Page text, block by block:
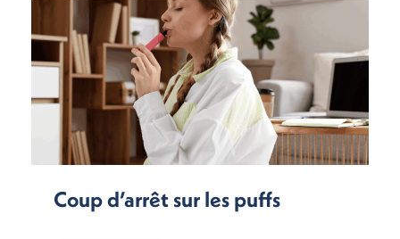
Coup d’arrêt sur les puffs